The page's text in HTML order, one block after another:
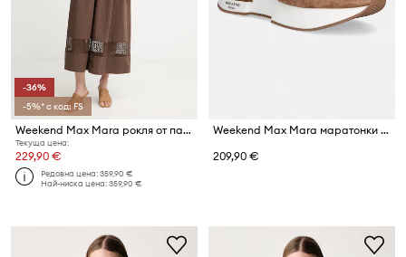
-36%
-5%* с код: FS
Weekend Max Mara рокля от памук GOLA
Текуща цена:
229,90 €
Редовна цена:359,90 €
Най-ниска цена:359,90 €
Weekend Max Mara маратонки дамски
209,90 €